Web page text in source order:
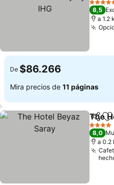
5
8,5
a 1.2
De $86.266
Mira precios de 11 páginas
The
4 Estrellas
8,0
a 0.2